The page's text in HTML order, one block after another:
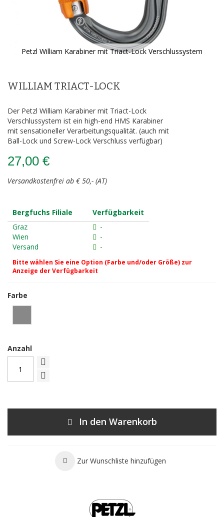
Petzl William Karabiner mit Triact-Lock Verschlussystem
der
WILLIAM TRIACT-LOCK
Der Petzl William Karabiner mit Triact-Lock
Verschlussystem ist ein high-end HMS Karabiner
mit sensationeller Verarbeitungsqualität. (auch mit
Ball-Lock und Screw-Lock Verschluss verfügbar)
27,00 €
Versandkostenfrei ab € 50,- (AT)
Bergfuchs Filiale
Verfügbarkeit
Graz
-
Wien
-
Versand
-
Bitte wählen Sie eine Option (Farbe und/oder Größe) zur
Anzeige der Verfügbarkeit
Farbe
Anzahl
In den Warenkorb
Zur Wunschliste hinzufügen